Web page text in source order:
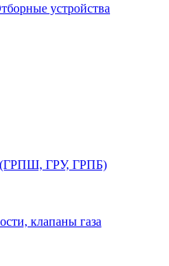
устройства
(ГРПШ, ГРУ, ГРПБ)
клапаны газа